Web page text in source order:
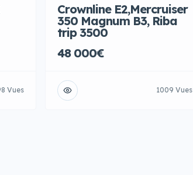
Vues
Crownline E2,Mercruiser
350 Magnum B3, Riba
trip 3500
48 000€
1009 Vues